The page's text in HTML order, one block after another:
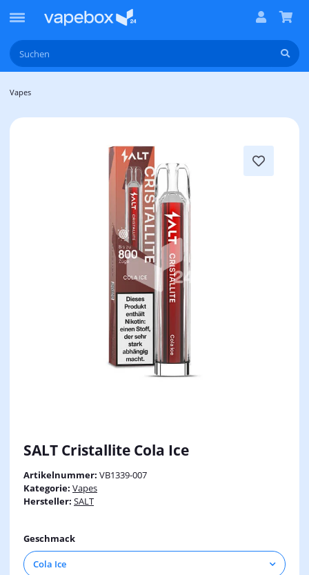
Vapes
SALT Cristallite Cola Ice
Artikelnummer: VB1339-007
Kategorie: Vapes
Hersteller: SALT
Geschmack
Cola Ice